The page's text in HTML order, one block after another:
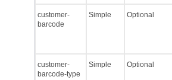
customer-
barcode
Simple Optional
customer-
barcode-type
Simple Optional